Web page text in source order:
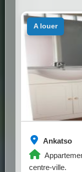
Ankatso
centre-ville.
a louer